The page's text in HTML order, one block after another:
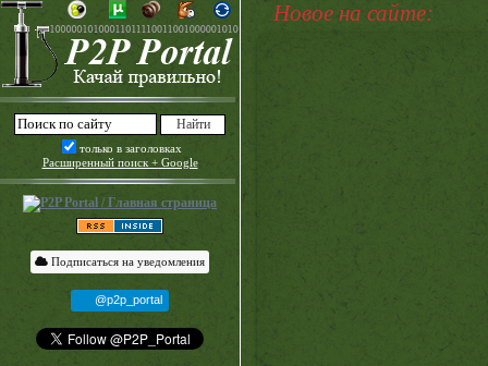
только в заголовках
Расширенный поиск + Google
Подписаться на уведомления
@p2p_portal
Новое на сайте: